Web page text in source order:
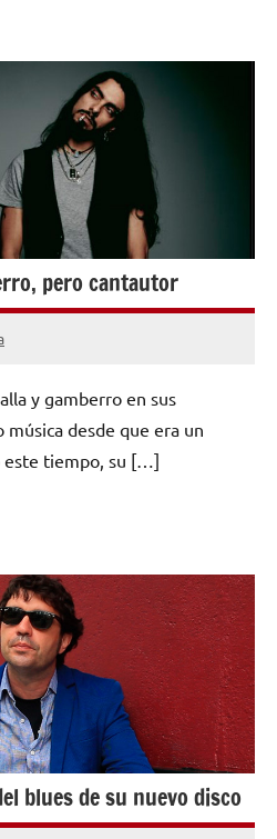
pero cantautor
y gamberro en sus
música desde que era un
este tiempo, su […]
blues de su nuevo disco